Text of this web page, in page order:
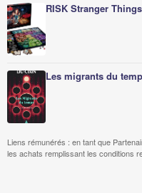
RISK Stranger Things
Les migrants du
Liens rémunérés : en tant que
les achats remplissant les conditions